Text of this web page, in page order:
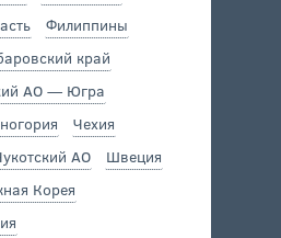
Филиппины
край
АО — Югра
Чехия
АО
Швеция
Корея